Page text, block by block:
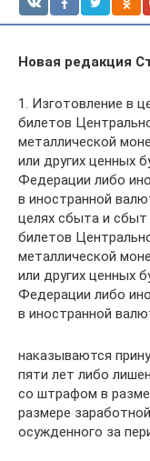
Новая редакция
1. Изготовление в
билетов
металлической
или других ценных
Федерации либо
в иностранной
целях сбыта и
билетов
металлической
или других ценных
Федерации либо
в иностранной
наказываются
пяти лет либо
со штрафом в
размере
осужденного за